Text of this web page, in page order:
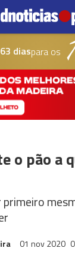
63 diaspara os
o pão a
01 nov 2020